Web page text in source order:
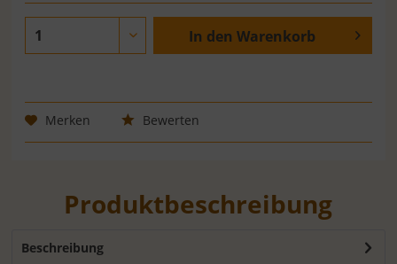
In den Warenkorb
Merken Bewerten
Produktbeschreibung
Beschreibung